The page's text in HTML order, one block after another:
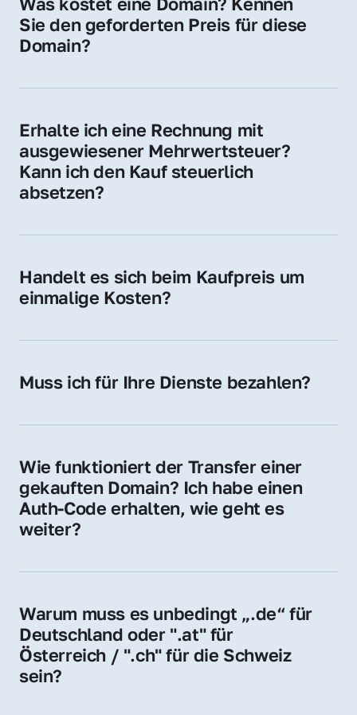
Adressen oder als digitale Investition.
Sie den geforderten Preis für diese
Domain?
Domain liegt ein konkreter Kaufpreis vor –
unverbindliches Angebot.
Erhalte ich eine Rechnung mit
ausgewiesener Mehrwertsteuer?
Kann ich den Kauf steuerlich
absetzen?
Für Unternehmen ist der Kauf in der Regel
Handelt es sich beim Kaufpreis um
einmalige Kosten?
späteren Betrieb der Domain (z. B. beim
Gebühren an. Diese bewegen sich für .de
Muss ich für Ihre Dienste bezahlen?
der Domain – ohne zusätzliche Vermittlungs-
Wie funktioniert der Transfer einer
gekauften Domain? Ich habe einen
Auth-Code erhalten, wie geht es
weiter?
Provider, die Domain zu übernehmen. Gerne
schnellen Prozess.
Warum muss es unbedingt „.de“ für
Deutschland oder ".at" für
Österreich / ".ch" für die Schweiz
sein?